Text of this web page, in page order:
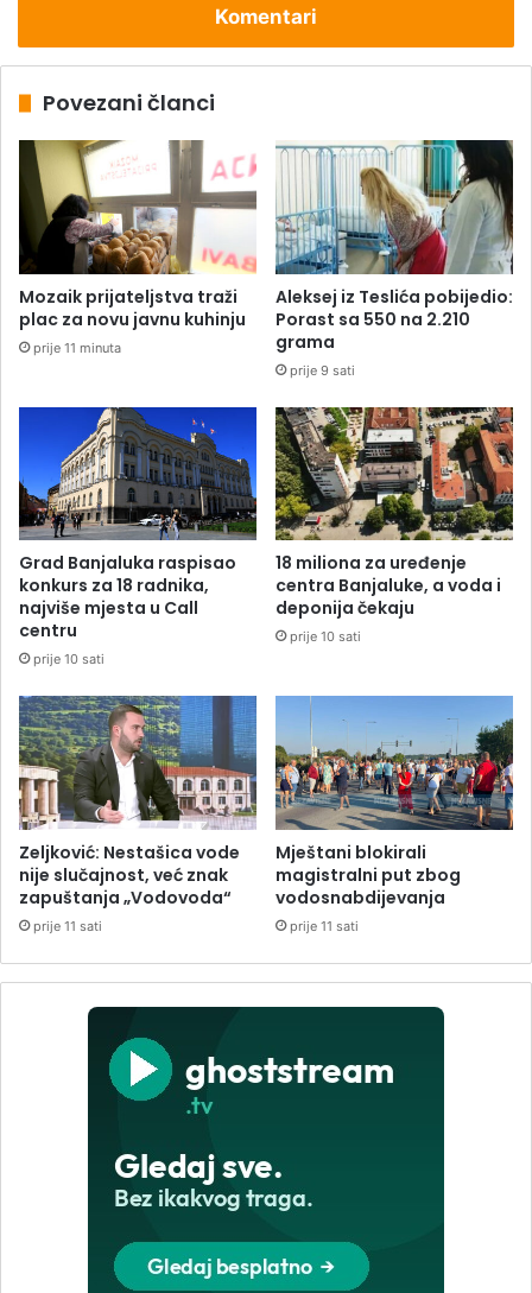
Komentari
Povezani članci
Mozaik prijateljstva traži
plac za novu javnu kuhinju
prije 11 minuta
Aleksej iz Teslića pobijedio:
Porast sa 550 na 2.210
grama
prije 9 sati
Grad Banjaluka raspisao
konkurs za 18 radnika,
najviše mjesta u Call
centru
prije 10 sati
18 miliona za uređenje
centra Banjaluke, a voda i
deponija čekaju
prije 10 sati
Zeljković: Nestašica vode
nije slučajnost, već znak
zapuštanja „Vodovoda“
prije 11 sati
Mještani blokirali
magistralni put zbog
vodosnabdijevanja
prije 11 sati